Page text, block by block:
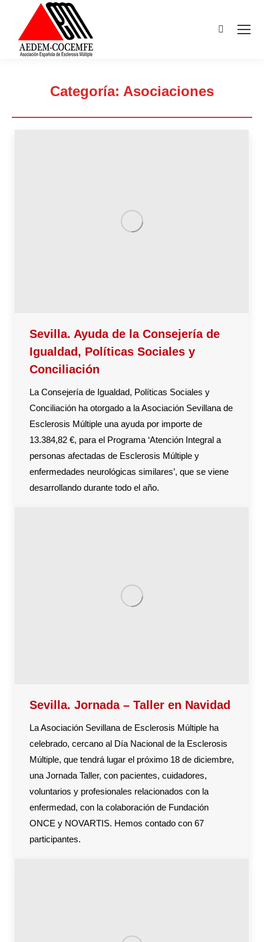
Buscar:
Categoría: Asociaciones
Sevilla. Ayuda de la Consejería de
Igualdad, Políticas Sociales y
Conciliación
La Consejería de Igualdad, Políticas Sociales y
Conciliación ha otorgado a la Asociación Sevillana de
Esclerosis Múltiple una ayuda por importe de
13.384,82 €, para el Programa ‘Atención Integral a
personas afectadas de Esclerosis Múltiple y
enfermedades neurológicas similares’, que se viene
desarrollando durante todo el año.
Sevilla. Jornada – Taller en Navidad
La Asociación Sevillana de Esclerosis Múltiple ha
celebrado, cercano al Día Nacional de la Esclerosis
Múltiple, que tendrá lugar el próximo 18 de diciembre,
una Jornada Taller, con pacientes, cuidadores,
voluntarios y profesionales relacionados con la
enfermedad, con la colaboración de Fundación
ONCE y NOVARTIS. Hemos contado con 67
participantes.